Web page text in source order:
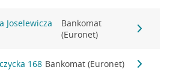
Joselewicza
Bankomat
(Euronet)
168 Bankomat (Euronet)